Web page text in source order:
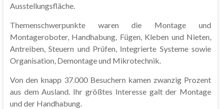
Ausstellungsfläche.
Themenschwerpunkte waren die Montage und
Montageroboter, Handhabung, Fügen, Kleben und Nieten,
Antreiben, Steuern und Prüfen, Integrierte Systeme sowie
Organisation, Demontage und Mikrotechnik.
Von den knapp 37.000 Besuchern kamen zwanzig Prozent
aus dem Ausland. Ihr größtes Interesse galt der Montage
und der Handhabung.